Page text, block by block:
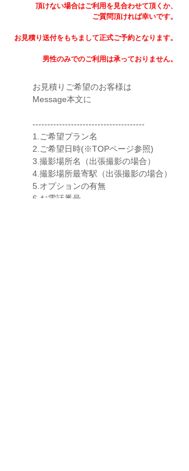
頂けない場合はご利用を見合わせて頂くか、
ご質問頂ければ幸いです。
​お見積り送付をもちまして正式ご予約となります。
​男性のみでのご利用は承っておりません。
お見積りご希望のお客様は
Message本文に
--------------------------------------​
1.ご希望プラン名
2.ご希望日時(※TOPページ参照)
3.撮影場所名（出張撮影の場合）
4.撮影場所最寄駅（出張撮影の場合）
5.オプションの有無
6.お電話番号